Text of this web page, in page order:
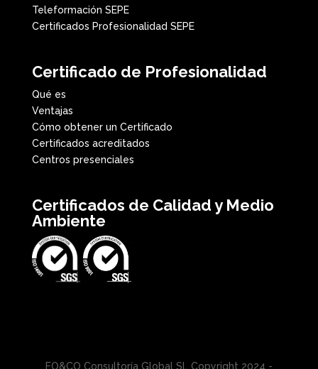
Teleformación SEPE
Certificados Profesionalidad SEPE
Certificado de Profesionalidad
Qué es
Ventajas
Cómo obtener un Certificado
Certificados acreditados
Centros presenciales
Certificados de Calidad y Medio
Ambiente
FO&CO Consultoría Global SL Copyright 2024 -